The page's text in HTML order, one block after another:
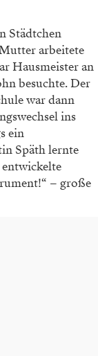
Städtchen
arbeitete
Hausmeister an
besuchte. Der
war dann
ins
ein
Späth lernte
– große